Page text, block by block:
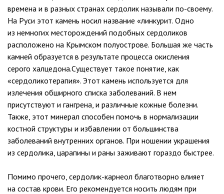
времена и в разных странах сердолик называли по-своему.
На Руси этот камень носил название «линкурит. Одно
из немногих месторождений подобных сердоликов
расположено на Крымском полуострове. Большая же часть
камней образуется в результате процесса окисления
серого халцедона.Существует такое понятие, как
«сердоликотерапия». Этот камень используется для
излечения обширного списка заболеваний. В нем
присутствуют и гангрена, и различные кожные болезни.
Также, этот минерал способен помочь в нормализации
костной структуры и избавлении от большинства
заболеваний внутренних органов. При ношении украшения
из сердолика, царапины и раны заживают гораздо быстрее.
Помимо прочего, сердолик-карнеол благотворно влияет
на состав крови. Его рекомендуется носить людям при